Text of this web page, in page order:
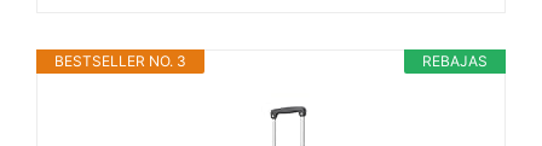
REBAJAS
BESTSELLER NO. 3